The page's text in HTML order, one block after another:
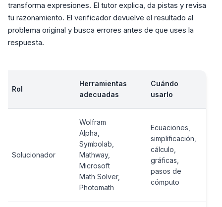
transforma expresiones. El tutor explica, da pistas y revisa
tu razonamiento. El verificador devuelve el resultado al
problema original y busca errores antes de que uses la
respuesta.
Rol
Herramientas
adecuadas
Cuándo
usarlo
Solucionador
Wolfram
Alpha,
Symbolab,
Mathway,
Microsoft
Math Solver,
Photomath
Ecuaciones,
simplificación,
cálculo,
gráficas,
pasos de
cómputo